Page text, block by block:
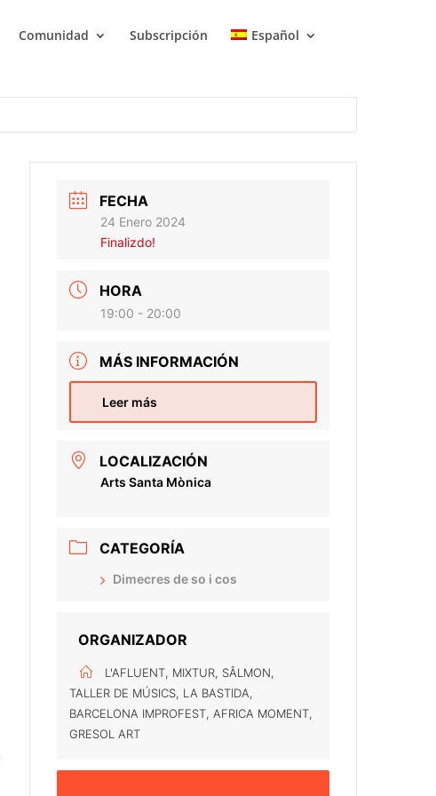
Comunidad Subscripción Español
FECHA
24 Enero 2024
Finalizdo!
HORA
19:00 - 20:00
MÁS INFORMACIÓN
Leer más
LOCALIZACIÓN
Arts Santa Mònica
CATEGORÍA
Dimecres de so i cos
ORGANIZADOR
L'AFLUENT, MIXTUR, SÂLMON,
TALLER DE MÚSICS, LA BASTIDA,
BARCELONA IMPROFEST, AFRICA MOMENT,
GRESOL ART